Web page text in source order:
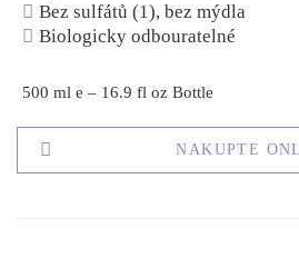
Bez sulfátů (1), bez mýdla
Biologicky odbouratelné
500 ml e – 16.9 fl oz Bottle
NAKUPTE